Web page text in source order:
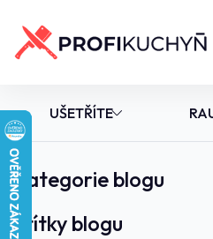
UŠETŘÍTE
Kategorie blogu
Štítky blogu